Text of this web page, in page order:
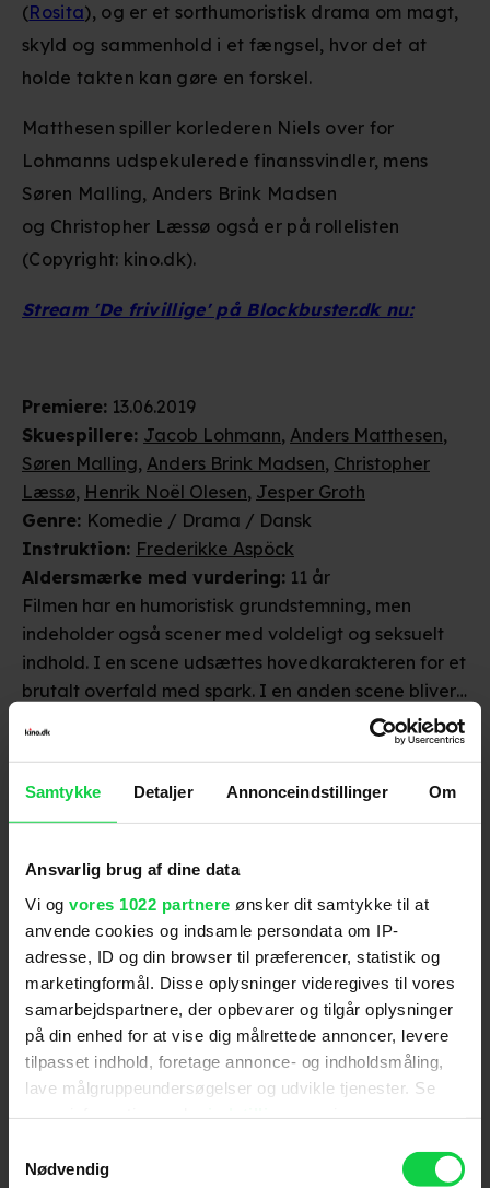
Samtykke Detaljer Annonceindstillinger Om
Ansvarlig brug af dine data
Vi og vores 1022 partnere ønsker dit samtykke til at
anvende cookies og indsamle persondata om IP-
adresse, ID og din browser til præferencer, statistik og
marketingformål. Disse oplysninger videregives til vores
samarbejdspartnere, der opbevarer og tilgår oplysninger
på din enhed for at vise dig målrettede annoncer, levere
tilpasset indhold, foretage annonce- og indholdsmåling,
lave målgruppeundersøgelser og udvikle tjenester. Se
tilbage eller ændre indstillinger fra vores
Nødvendig
Anmeldelser fra medierne
(6)
Berlingske
man kan mærke sine ikke altid lige klædelige
Premiere: 13.06.2019
Skuespillere: Jacob Lohmann, Anders Matthesen,
Søren Malling, Anders Brink Madsen, Christopher
Læssø, Henrik Noël Olesen, Jesper Groth
Genre: Komedie / Drama / Dansk
Instruktion: Frederikke Aspöck
Aldersmærke med vurdering: 11 år
Filmen har en humoristisk grundstemning, men
indeholder også scener med voldeligt og seksuelt
indhold. I en scene udsættes hovedkarakteren for et
brutalt overfald med spark. I en anden scene bliver
en person overfaldet og ligger livløs tilbage. I to
scener ses en mand onanere og et par have sex.
udpenslede. Endvidere er filmen gennemgående
kunne virke skræmmende på de yngste i
vurdering.
(Rosita), og er et sorthumoristisk drama om magt,
skyld og sammenhold i et fængsel, hvor det at
holde takten kan gøre en forskel.
Matthesen spiller korlederen Niels over for
Lohmanns udspekulerede finanssvindler, mens
Søren Malling, Anders Brink Madsen
og Christopher Læssø også er på rollelisten
(Copyright: kino.dk).
Stream 'De frivillige' på Blockbuster.dk nu: